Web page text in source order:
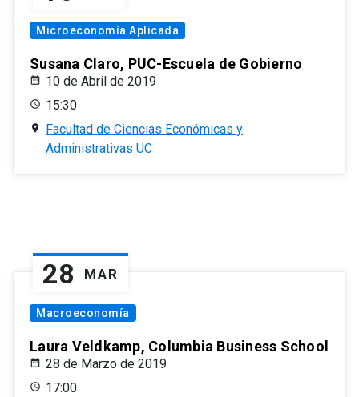
Microeconomía Aplicada
Susana Claro, PUC-Escuela de Gobierno
10 de Abril de 2019
15:30
Facultad de Ciencias Económicas y
Administrativas UC
28 MAR
Macroeconomía
Laura Veldkamp, Columbia Business School
28 de Marzo de 2019
17:00